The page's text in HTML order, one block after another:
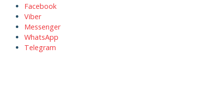
Facebook
Viber
Messenger
WhatsApp
Telegram